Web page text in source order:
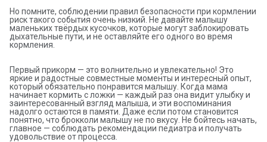
Но помните, соблюдении правил безопасности при кормлении
риск такого события очень низкий. Не давайте малышу
маленьких твёрдых кусочков, которые могут заблокировать
дыхательные пути, и не оставляйте его одного во время
кормления.
Первый прикорм — это волнительно и увлекательно! Это
яркие и радостные совместные моменты и интересный опыт,
который обязательно понравится малышу. Когда мама
начинает кормить с ложки — каждый раз она видит улыбку и
заинтересованный взгляд малыша, и эти воспоминания
надолго остаются в памяти. Даже если потом становится
понятно, что брокколи малышу не по вкусу. Не бойтесь начать,
главное — соблюдать рекомендации педиатра и получать
удовольствие от процесса.